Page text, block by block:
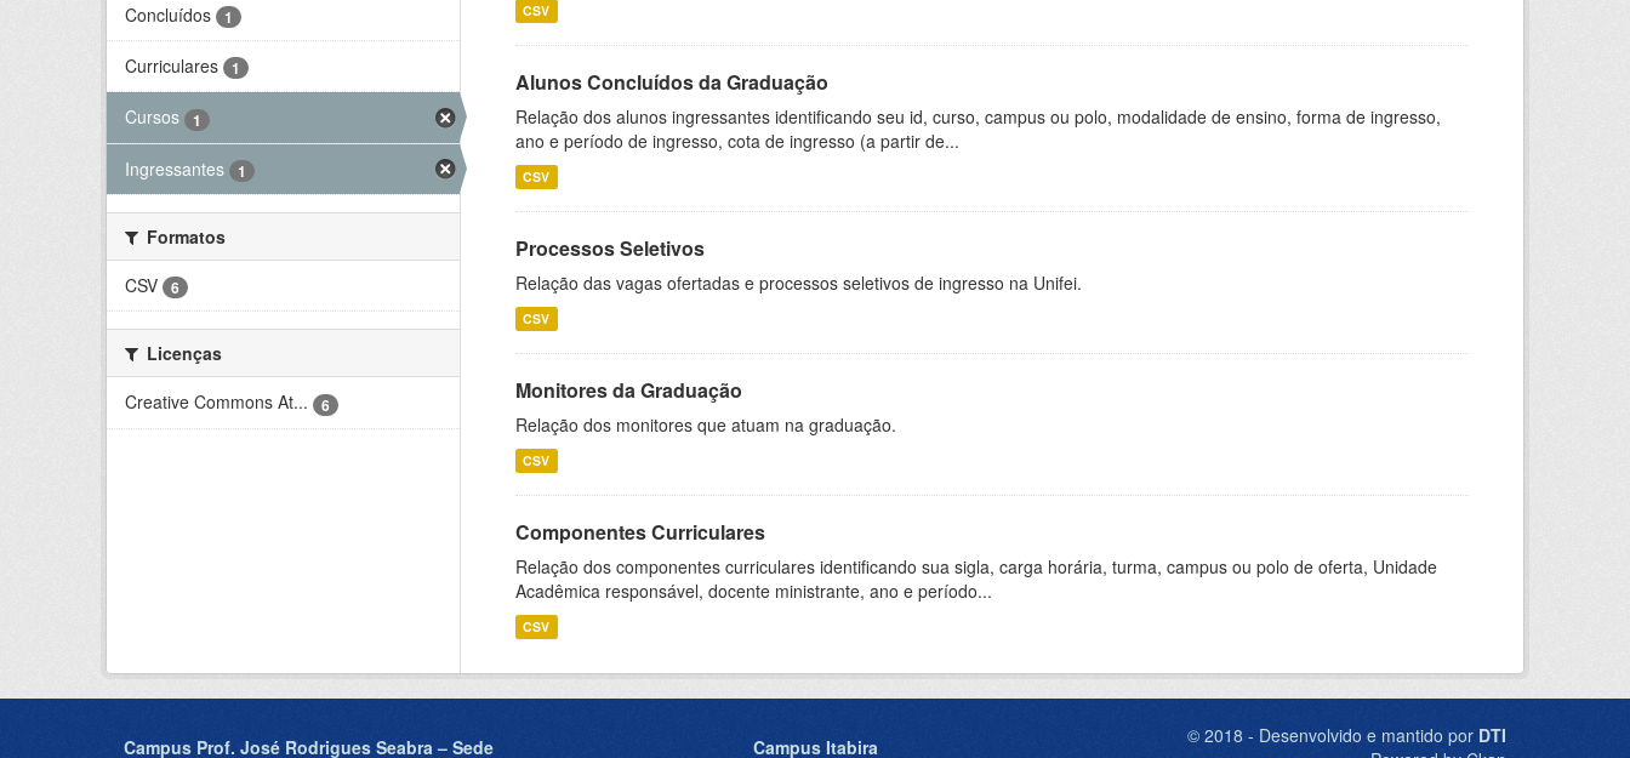
Concluídos 1
Curriculares 1
Cursos 1
Ingressantes 1
Formatos
CSV
6
Licenças
Creative Commons At...
6
CSV
Alunos Concluídos da Graduação
Relação dos alunos ingressantes identificando seu id, curso, campus ou polo, modalidade de ensino, forma de ingresso,
ano e período de ingresso, cota de ingresso (a partir de...
CSV
Processos Seletivos
Relação das vagas ofertadas e processos seletivos de ingresso na Unifei.
CSV
Monitores da Graduação
Relação dos monitores que atuam na graduação.
CSV
Componentes Curriculares
Relação dos componentes curriculares identificando sua sigla, carga horária, turma, campus ou polo de oferta, Unidade
Acadêmica responsável, docente ministrante, ano e período...
CSV
Campus Prof. José Rodrigues Seabra – Sede Campus Itabira © 2018 - Desenvolvido e mantido por DTI